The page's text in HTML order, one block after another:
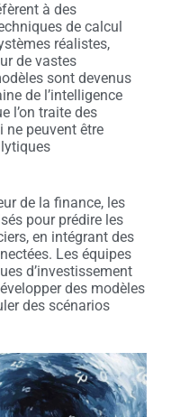
à des
de calcul
réalistes,
de vastes
sont devenus
de l’intelligence
l’on traite des
peuvent être
de la finance, les
pour prédire les
en intégrant des
Les équipes
d’investissement
des modèles
des scénarios